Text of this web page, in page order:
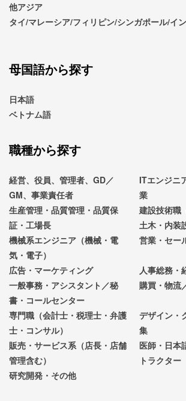
他アジア
タイ/マレーシア/フィリピン/シンガポール/イ
母国語から探す
日本語
ベトナム語
職種から探す
経営、役員、管理者、GD／
GM、事業責任者
ITエンジニ
業
生産管理・品質管理・品質保
証・工場長
建設技術職
土木・内装
機械系エンジニア（機械・電
気・電子）
営業・セー
広告・マーケティング
人事総務・
一般事務・アシスタント／秘
書・コールセンター
購買・物流
専門職（会計士・税理士・弁護
士・コンサル）
デザイン・
集
販売・サービス系（店長・店舗
管理含む）
医師・日本
トラクター
研究開発・その他